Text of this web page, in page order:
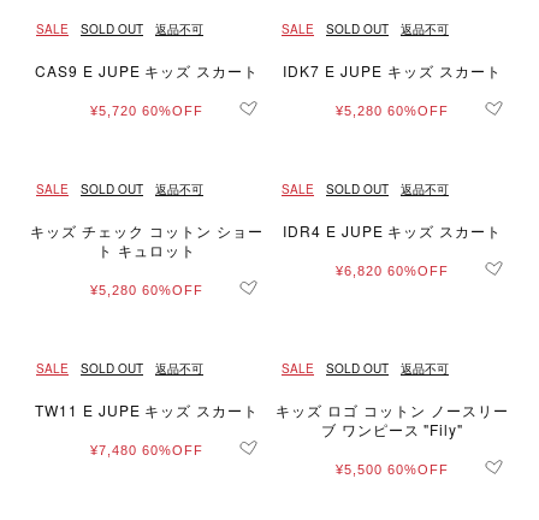
SALE SOLD OUT 返品不可
CAS9 E JUPE キッズ スカート
¥5,720 60%OFF
SALE SOLD OUT 返品不可
IDK7 E JUPE キッズ スカート
¥5,280 60%OFF
SALE SOLD OUT 返品不可
キッズ チェック コットン ショー
ト キュロット
¥5,280 60%OFF
SALE SOLD OUT 返品不可
IDR4 E JUPE キッズ スカート
¥6,820 60%OFF
SALE SOLD OUT 返品不可
TW11 E JUPE キッズ スカート
¥7,480 60%OFF
SALE SOLD OUT 返品不可
キッズ ロゴ コットン ノースリー
ブ ワンピース "Fily"
¥5,500 60%OFF